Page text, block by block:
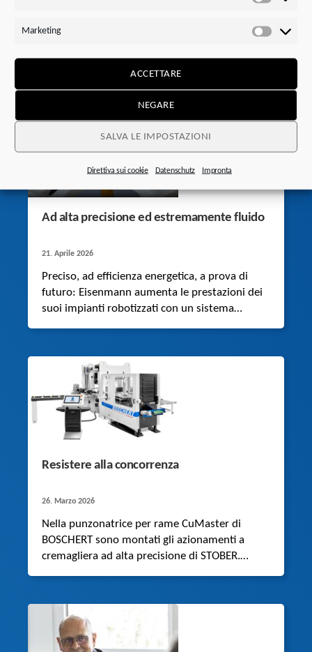
Marketing
ACCETTARE
NEGARE
SALVA LE IMPOSTAZIONI
Direttiva sui cookie Datenschutz Impronta
silenziosi riduttori coppia conica STOBER per
Ad alta precisione ed estremamente fluido
21. Aprile 2026
Preciso, ad efficienza energetica, a prova di
futuro: Eisenmann aumenta le prestazioni dei
suoi impianti robotizzati con un sistema
relativo azionamento STOBER.
Resistere alla concorrenza
26. Marzo 2026
Nella punzonatrice per rame CuMaster di
BOSCHERT sono montati gli azionamenti a
cremagliera ad alta precisione di STOBER.